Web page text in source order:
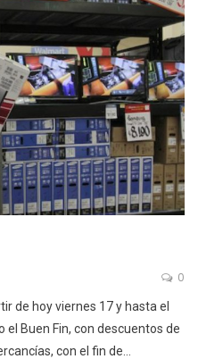
0
de hoy viernes 17 y hasta el
el Buen Fin, con descuentos de
con el fin de…